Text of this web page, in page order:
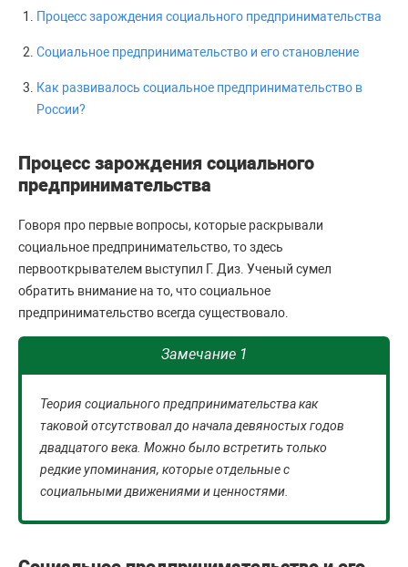
Процесс зарождения социального предпринимательства
Социальное предпринимательство и его становление
Как развивалось социальное предпринимательство в
России?
Процесс зарождения социального
предпринимательства
Говоря про первые вопросы, которые раскрывали
социальное предпринимательство, то здесь
первооткрывателем выступил Г. Диз. Ученый сумел
обратить внимание на то, что социальное
предпринимательство всегда существовало.
Замечание 1
Теория социального предпринимательства как
таковой отсутствовал до начала девяностых годов
двадцатого века. Можно было встретить только
редкие упоминания, которые отдельные с
социальными движениями и ценностями.